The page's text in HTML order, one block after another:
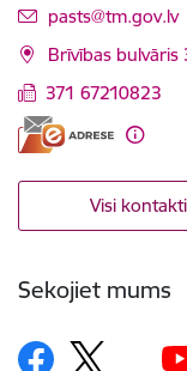
E-pasts:
pasts@tm.gov.lv
Brīvības bulvāris
371 67210823
Visi kontakti
Sekojiet mums